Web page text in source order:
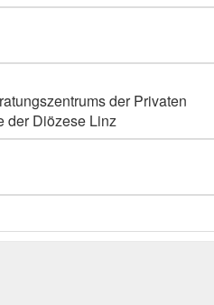
der Privaten
der Diözese Linz